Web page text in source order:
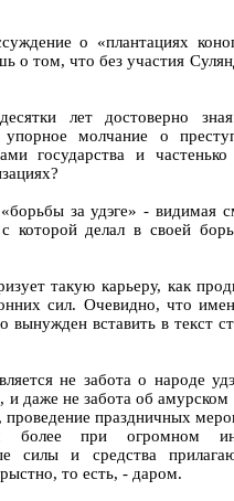
о «плантациях
о том, что без участия
лет достоверно
молчание о
государства и частенько
за удэге» - видимая
которой делал в своей
такую карьеру, как
сил. Очевидно, что
вынужден вставить в текст
не забота о народе
и даже не забота об амурском
проведение праздничных
более при огромном
силы и средства
то есть, - даром.